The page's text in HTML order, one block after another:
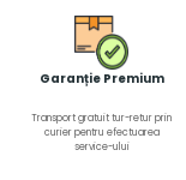
Garanție Premium
Transport gratuit tur-retur prin
curier pentru efectuarea
service-ului